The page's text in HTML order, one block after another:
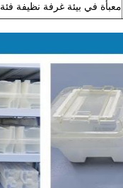
معبأة في بيئة غرفة نظيفة فئة 100